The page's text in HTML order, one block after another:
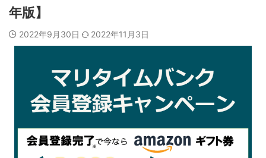
年版】
2022年9月30日 2022年11月3日